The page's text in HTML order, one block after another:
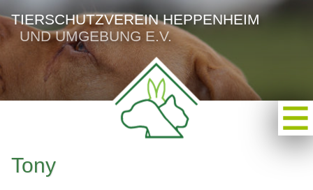
TIERSCHUTZVEREIN HEPPENHEIM
UND UMGEBUNG E.V.
Tony